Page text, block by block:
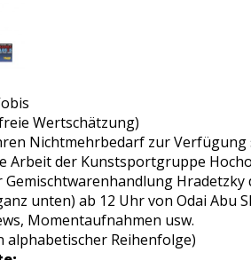
Wertschätzung)
Nichtmehrbedarf zur Verfügung
Arbeit der Kunstsportgruppe
Hradetzky
unten) ab 12 Uhr von Odai Abu
Momentaufnahmen usw.
alphabetischer Reihenfolge)